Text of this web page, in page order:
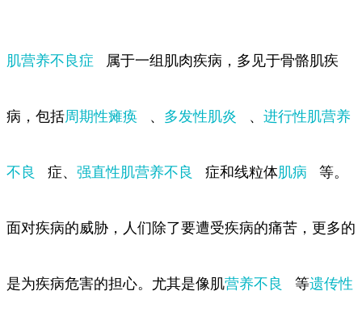
肌营养不良症 属于一组肌肉疾病，多见于骨骼肌疾
病，包括周期性瘫痪 、 多发性肌炎 、 进行性肌营养
不良 症、 强直性肌营养不良 症和线粒体肌病 等。
面对疾病的威胁，人们除了要遭受疾病的痛苦，更多的
是为疾病危害的担心。尤其是像肌营养不良 等遗传性